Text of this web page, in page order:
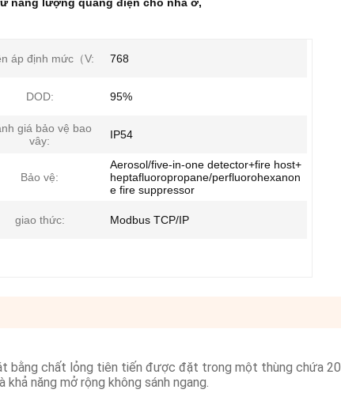
áp định mức（V: 768
DOD: 95%
giá bảo vệ bao
vây:
IP54
Bảo vệ:
Aerosol/five-in-one detector+fire host+
heptafluoropropane/perfluorohexanon
e fire suppressor
giao thức: Modbus TCP/IP
bằng chất lỏng tiên tiến được đặt trong một thùng chứa 20
năng mở rộng không sánh ngang.